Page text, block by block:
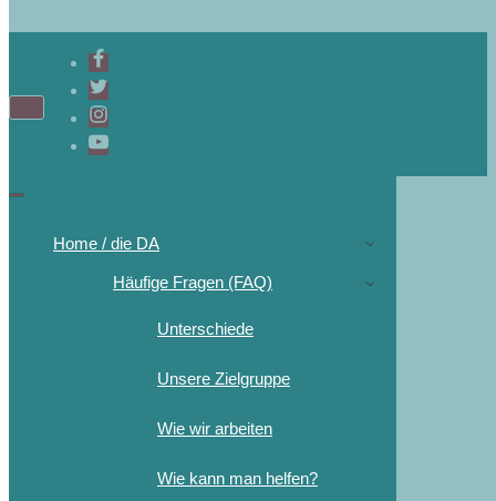
Home / die DA
Häufige Fragen (FAQ)
Unterschiede
Unsere Zielgruppe
Wie wir arbeiten
Wie kann man helfen?